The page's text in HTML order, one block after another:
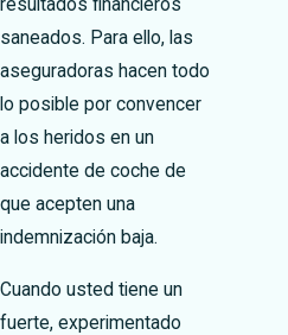
resultados financieros
saneados. Para ello, las
aseguradoras hacen todo
lo posible por convencer
a los heridos en un
accidente de coche de
que acepten una
indemnización baja.
Cuando usted tiene un
fuerte, experimentado